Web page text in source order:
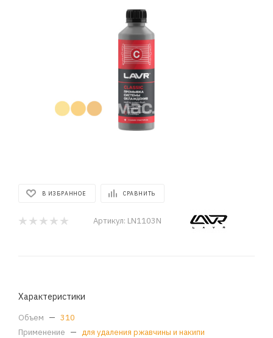
В ИЗБРАННОЕ СРАВНИТЬ
Артикул: LN1103N
Характеристики
Объем — 310
Применение — для удаления ржавчины и накипи